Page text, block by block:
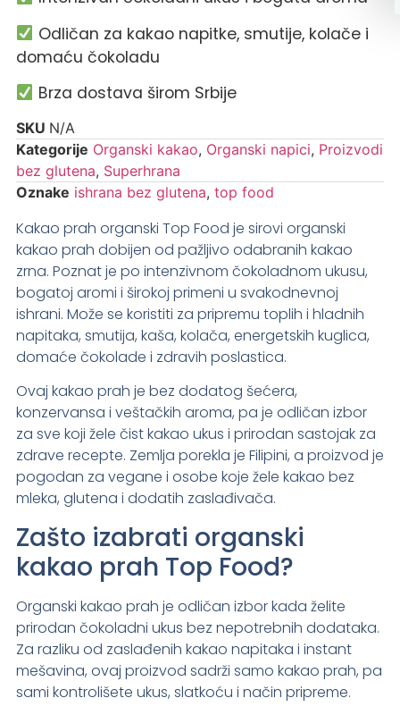
Odličan za kakao napitke, smutije, kolače i
domaću čokoladu
Brza dostava širom Srbije
SKU N/A
Kategorije Organski kakao, Organski napici, Proizvodi
bez glutena, Superhrana
Oznake ishrana bez glutena, top food
Kakao prah organski Top Food je sirovi organski
kakao prah dobijen od pažljivo odabranih kakao
zrna. Poznat je po intenzivnom čokoladnom ukusu,
bogatoj aromi i širokoj primeni u svakodnevnoj
ishrani. Može se koristiti za pripremu toplih i hladnih
napitaka, smutija, kaša, kolača, energetskih kuglica,
domaće čokolade i zdravih poslastica.
Ovaj kakao prah je bez dodatog šećera,
konzervansa i veštačkih aroma, pa je odličan izbor
za sve koji žele čist kakao ukus i prirodan sastojak za
zdrave recepte. Zemlja porekla je Filipini, a proizvod je
pogodan za vegane i osobe koje žele kakao bez
mleka, glutena i dodatih zaslađivača.
Zašto izabrati organski
kakao prah Top Food?
Organski kakao prah je odličan izbor kada želite
prirodan čokoladni ukus bez nepotrebnih dodataka.
Za razliku od zaslađenih kakao napitaka i instant
mešavina, ovaj proizvod sadrži samo kakao prah, pa
sami kontrolišete ukus, slatkoću i način pripreme.